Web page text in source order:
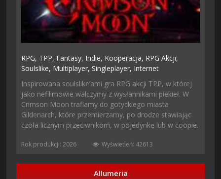
RPG, TPP, Fantasy, Indie, Kooperacja, RPG Akcji,
Soulslike, Multiplayer,Singleplayer, Internet
Inspirowana soulslike’ami gra RPG akcji TPP, w której
jako nefilimowie walczymy z wysłannikami piekieł. W
Crimson Moon trafiamy do gotyckiego miasta
Gildenarch, które przemierzamy, po drodze stawiając
czoła licznym przeciwnikom, w pojedynkę lub w coopie.
Rok produkcji: 2026 Wyświetleń: 42613
Allumeria